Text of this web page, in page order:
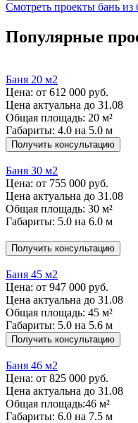
Смотреть проекты бань из
Популярные
Баня 20 м2
Цена: от 612 000 руб.
Цена актуальна до 31.08
Общая площадь: 20 м²
Габариты: 4.0 на 5.0 м
Получить консультацию
Баня 30 м2
Цена: от 755 000 руб.
Цена актуальна до 31.08
Общая площадь: 30 м²
Габариты: 5.0 на 6.0 м
Получить консультацию
Баня 45 м2
Цена: от 947 000 руб.
Цена актуальна до 31.08
Общая площадь: 45 м²
Габариты: 5.0 на 5.6 м
Получить консультацию
Баня 46 м2
Цена: от 825 000 руб.
Цена актуальна до 31.08
Общая площадь:46 м²
Габариты: 6.0 на 7.5 м